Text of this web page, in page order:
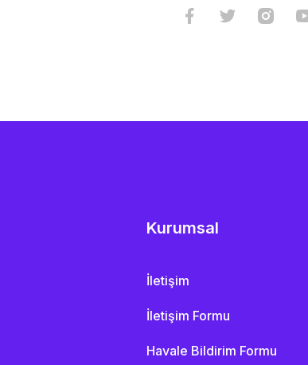
Kurumsal
İletişim
İletişim Formu
Havale Bildirim Formu